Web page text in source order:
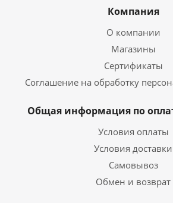
Компания
О компании
Магазины
Сертификаты
Соглашение на обработку
Общая информация по
Условия оплаты
Условия доставки
Самовывоз
Обмен и возврат